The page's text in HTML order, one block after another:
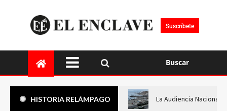
Suscríbete
Buscar
HISTORIA RELÁMPAGO La Audiencia Nacional